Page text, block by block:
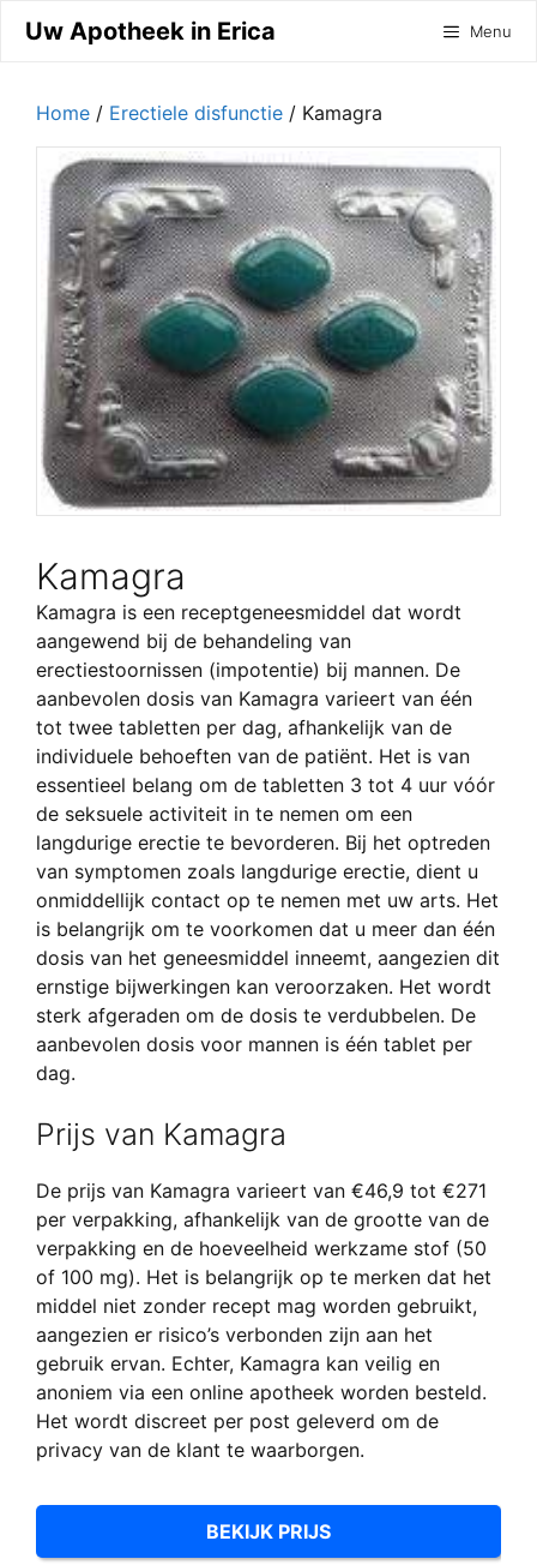
naar
inhoud
Uw Apotheek in Erica Menu
Home / Erectiele disfunctie / Kamagra
Kamagra
Kamagra is een receptgeneesmiddel dat wordt
aangewend bij de behandeling van
erectiestoornissen (impotentie) bij mannen. De
aanbevolen dosis van Kamagra varieert van één
tot twee tabletten per dag, afhankelijk van de
individuele behoeften van de patiënt. Het is van
essentieel belang om de tabletten 3 tot 4 uur vóór
de seksuele activiteit in te nemen om een ​​
langdurige erectie te bevorderen. Bij het optreden
van symptomen zoals langdurige erectie, dient u
onmiddellijk contact op te nemen met uw arts. Het
is belangrijk om te voorkomen dat u meer dan één
dosis van het geneesmiddel inneemt, aangezien dit
ernstige bijwerkingen kan veroorzaken. Het wordt
sterk afgeraden om de dosis te verdubbelen. De
aanbevolen dosis voor mannen is één tablet per
dag.
Prijs van Kamagra
De prijs van Kamagra varieert van €46,9 tot €271
per verpakking, afhankelijk van de grootte van de
verpakking en de hoeveelheid werkzame stof (50
of 100 mg). Het is belangrijk op te merken dat het
middel niet zonder recept mag worden gebruikt,
aangezien er risico’s verbonden zijn aan het
gebruik ervan. Echter, Kamagra kan veilig en
anoniem via een online apotheek worden besteld.
Het wordt discreet per post geleverd om de
privacy van de klant te waarborgen.
BEKIJK PRIJS